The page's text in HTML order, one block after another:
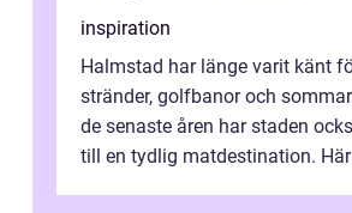
inspiration
Halmstad har länge varit känt
stränder, golfbanor och
de senaste åren har staden
till en tydlig matdestination.